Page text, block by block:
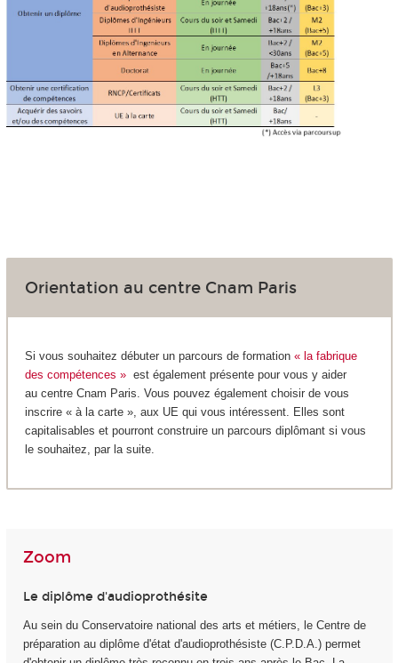
Orientation au centre Cnam Paris
Si vous souhaitez débuter un parcours de formation « la fabrique
des compétences »est également présente pour vous y aider
au centre Cnam Paris. Vous pouvez également choisir de vous
inscrire « à la carte », aux UE qui vous intéressent. Elles sont
capitalisables et pourront construire un parcours diplômant si vous
le souhaitez, par la suite.
Zoom
Le diplôme d'audioprothésite
Au sein du Conservatoire national des arts et métiers, le Centre de
préparation au diplôme d'état d'audioprothésiste (C.P.D.A.) permet